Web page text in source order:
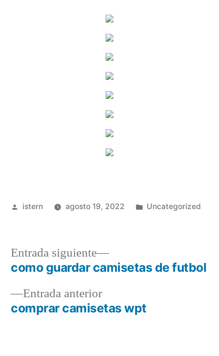
Publicado
istern agosto 19, 2022
Publicado
Uncategorized
Navegación
de
entradas
Entrada anteriorEntrada
anterior:
comprar camisetas wpt
Entrada siguiente
Entrada
siguiente:
como guardar camisetas de futbol